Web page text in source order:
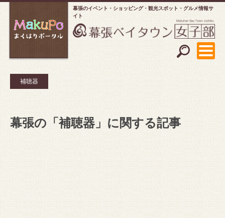
幕張のイベント・ショッピング
観光スポット・グルメ情報サ
イト
補聴器
幕張の「補聴器」に関する記事